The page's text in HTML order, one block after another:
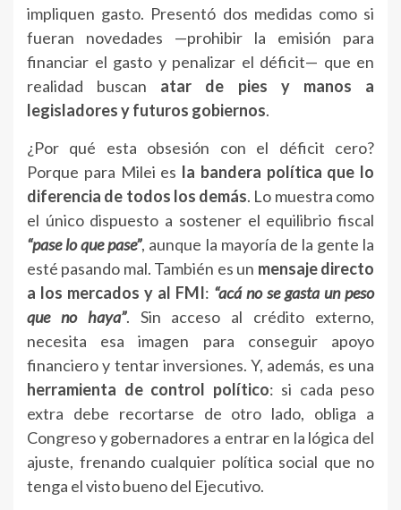
impliquen gasto. Presentó dos medidas como si
fueran novedades —prohibir la emisión para
financiar el gasto y penalizar el déficit— que en
realidad buscan atar de pies y manos a
legisladores y futuros gobiernos.
¿Por qué esta obsesión con el déficit cero?
Porque para Milei es la bandera política que lo
diferencia de todos los demás. Lo muestra como
el único dispuesto a sostener el equilibrio fiscal
“pase lo que pase”, aunque la mayoría de la gente la
esté pasando mal. También es un mensaje directo
a los mercados y al FMI: “acá no se gasta un peso
que no haya”. Sin acceso al crédito externo,
necesita esa imagen para conseguir apoyo
financiero y tentar inversiones. Y, además, es una
herramienta de control político: si cada peso
extra debe recortarse de otro lado, obliga a
Congreso y gobernadores a entrar en la lógica del
ajuste, frenando cualquier política social que no
tenga el visto bueno del Ejecutivo.